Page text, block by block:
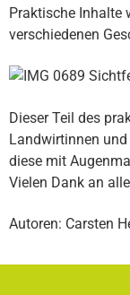
Praktische Inhalte
verschiedenen
Dieser Teil des
Landwirtinnen
diese mit
Vielen Dank an
Autoren: Carsten